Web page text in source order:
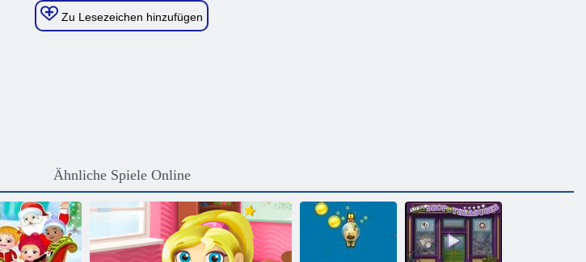
Zu Lesezeichen hinzufügen
Ähnliche Spiele Online